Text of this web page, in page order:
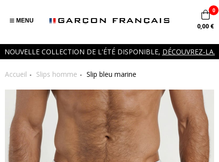
NOUVELLE COLLECTION DE L'ÉTÉ DISPONIBLE, DÉCOUVREZ-LA.
MENU
0
0,00 €
Accueil Slips homme Slip bleu marine